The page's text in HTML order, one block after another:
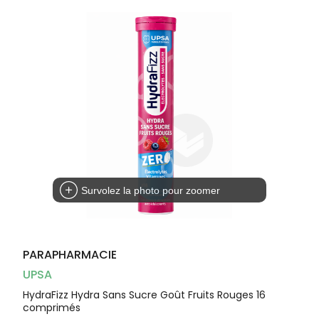
Survolez la photo pour zoomer
PARAPHARMACIE
UPSA
HydraFizz Hydra Sans Sucre Goût Fruits Rouges 16
comprimés